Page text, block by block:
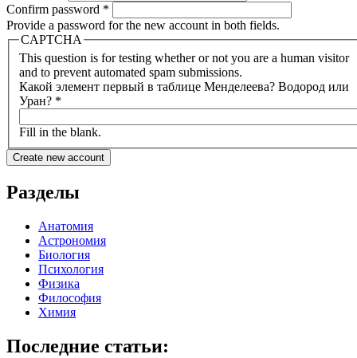
Confirm password *
Provide a password for the new account in both fields.
CAPTCHA
This question is for testing whether or not you are a human visitor
and to prevent automated spam submissions.
Какой элемент первый в таблице Менделеева? Водород или
Уран? *
Fill in the blank.
Разделы
Анатомия
Астрономия
Биология
Психология
Физика
Философия
Химия
Последние статьи: